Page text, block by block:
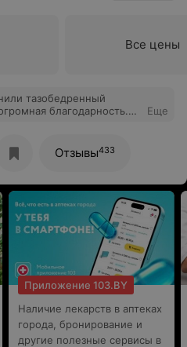
Все цены
тазобедренный
благодарность.
консультации, самой
спустя месяц
самое главное - это
но и подход к
проявлять терпение
Олегу Николаевичу
Еще
Отзывы433
Приложение 103.BY
Наличие лекарств в аптеках
города, бронирование и
другие полезные сервисы в